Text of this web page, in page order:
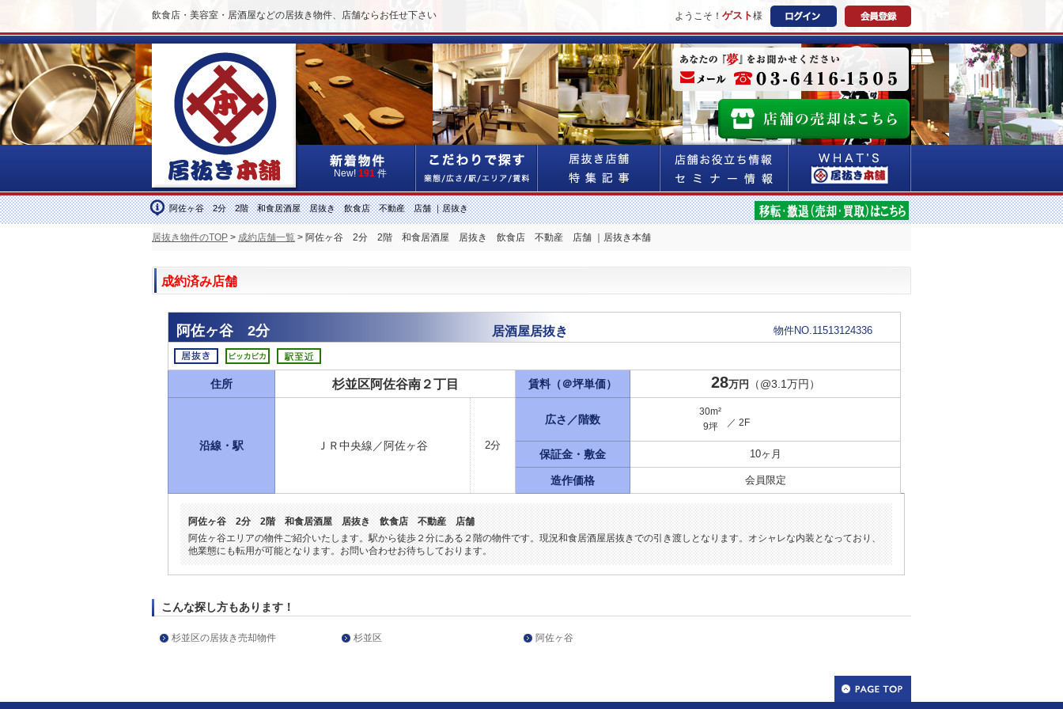
飲食店・美容室・居酒屋などの居抜き物件、店舗ならお任せ下さい ようこそ！ ゲスト様
New! 191 件
阿佐ヶ谷 2分 2階 和食居酒屋 居抜き 飲食店 不動産 店舗 ｜居抜き
居抜き物件のTOP > 成約店舗一覧 > 阿佐ヶ谷 2分 2階 和食居酒屋 居抜き 飲食店 不動産 店舗 ｜居抜き本舗
成約済み店舗
阿佐ヶ谷 2分 居酒屋居抜き 物件NO.11513124336
住所 杉並区阿佐谷南２丁目 賃料（＠坪単価） 28万円 （@3.1万円）
沿線・駅 ＪＲ中央線／阿佐ヶ谷 2分
広さ／階数
30m²
9坪
／ 2F
保証金・敷金 10ヶ月
造作価格 会員限定
阿佐ヶ谷 2分 2階 和食居酒屋 居抜き 飲食店 不動産 店舗
阿佐ヶ谷エリアの物件ご紹介いたします。駅から徒歩２分にある２階の物件です。現況和食居酒屋居抜きでの引き渡しとなります。オシャレな内装となっており、
他業態にも転用が可能となります。お問い合わせお待ちしております。
こんな探し方もあります！
杉並区の居抜き売却物件 杉並区 阿佐ヶ谷